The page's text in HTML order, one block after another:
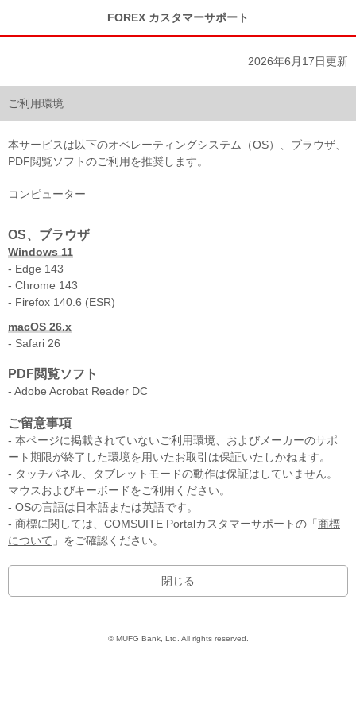
FOREX カスタマーサポート
2026年6月17日更新
ご利用環境
本サービスは以下のオペレーティングシステム（OS）、ブラウザ、
PDF閲覧ソフトのご利用を推奨します。
コンピューター
OS、ブラウザ
Windows 11
- Edge 143
- Chrome 143
- Firefox 140.6 (ESR)
macOS 26.x
- Safari 26
PDF閲覧ソフト
- Adobe Acrobat Reader DC
ご留意事項
- 本ページに掲載されていないご利用環境、およびメーカーのサポ
ート期限が終了した環境を用いたお取引は保証いたしかねます。
- タッチパネル、タブレットモードの動作は保証はしていません。
マウスおよびキーボードをご利用ください。
- OSの言語は日本語または英語です。
- 商標に関しては、COMSUITE Portalカスタマーサポートの「 商標
について 」をご確認ください。
© MUFG Bank, Ltd. All rights reserved.